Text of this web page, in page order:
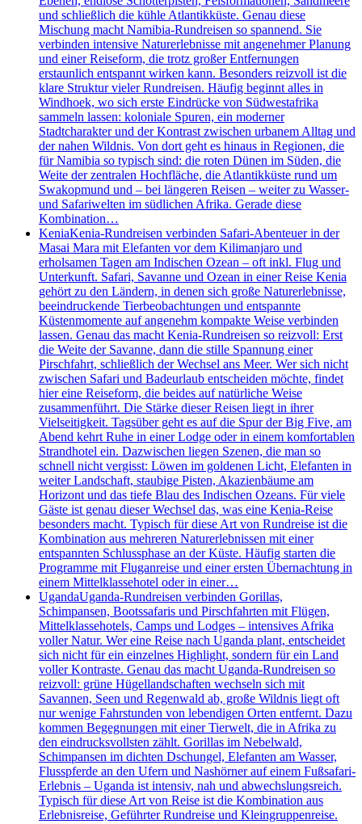
und schließlich die kühle Atlantikküste. Genau diese
Mischung macht Namibia-Rundreisen so spannend. Sie
verbinden intensive Naturerlebnisse mit angenehmer Planung
und einer Reiseform, die trotz großer Entfernungen
erstaunlich entspannt wirken kann. Besonders reizvoll ist die
klare Struktur vieler Rundreisen. Häufig beginnt alles in
Windhoek, wo sich erste Eindrücke von Südwestafrika
sammeln lassen: koloniale Spuren, ein moderner
Stadtcharakter und der Kontrast zwischen urbanem Alltag und
der nahen Wildnis. Von dort geht es hinaus in Regionen, die
für Namibia so typisch sind: die roten Dünen im Süden, die
Weite der zentralen Hochfläche, die Atlantikküste rund um
Swakopmund und – bei längeren Reisen – weiter zu Wasser-
und Safariwelten im südlichen Afrika. Gerade diese
Kombination…
KeniaKenia-Rundreisen verbinden Safari-Abenteuer in der
Masai Mara mit Elefanten vor dem Kilimanjaro und
erholsamen Tagen am Indischen Ozean – oft inkl. Flug und
Unterkunft. Safari, Savanne und Ozean in einer Reise Kenia
gehört zu den Ländern, in denen sich große Naturerlebnisse,
beeindruckende Tierbeobachtungen und entspannte
Küstenmomente auf angenehm kompakte Weise verbinden
lassen. Genau das macht Kenia-Rundreisen so reizvoll: Erst
die Weite der Savanne, dann die stille Spannung einer
Pirschfahrt, schließlich der Wechsel ans Meer. Wer sich nicht
zwischen Safari und Badeurlaub entscheiden möchte, findet
hier eine Reiseform, die beides auf natürliche Weise
zusammenführt. Die Stärke dieser Reisen liegt in ihrer
Vielseitigkeit. Tagsüber geht es auf die Spur der Big Five, am
Abend kehrt Ruhe in einer Lodge oder in einem komfortablen
Strandhotel ein. Dazwischen liegen Szenen, die man so
schnell nicht vergisst: Löwen im goldenen Licht, Elefanten in
weiter Landschaft, staubige Pisten, Akazienbäume am
Horizont und das tiefe Blau des Indischen Ozeans. Für viele
Gäste ist genau dieser Wechsel das, was eine Kenia-Reise
besonders macht. Typisch für diese Art von Rundreise ist die
Kombination aus mehreren Naturerlebnissen mit einer
entspannten Schlussphase an der Küste. Häufig starten die
Programme mit Fluganreise und einer ersten Übernachtung in
einem Mittelklassehotel oder in einer…
UgandaUganda-Rundreisen verbinden Gorillas,
Schimpansen, Bootssafaris und Pirschfahrten mit Flügen,
Mittelklassehotels, Camps und Lodges – intensives Afrika
voller Natur. Wer eine Reise nach Uganda plant, entscheidet
sich nicht für ein einzelnes Highlight, sondern für ein Land
voller Kontraste. Genau das macht Uganda-Rundreisen so
reizvoll: grüne Hügellandschaften wechseln sich mit
Savannen, Seen und Regenwald ab, große Wildnis liegt oft
nur wenige Fahrstunden von lebendigen Orten entfernt. Dazu
kommen Begegnungen mit einer Tierwelt, die in Afrika zu
den eindrucksvollsten zählt. Gorillas im Nebelwald,
Schimpansen im dichten Dschungel, Elefanten am Wasser,
Flusspferde an den Ufern und Nashörner auf einem Fußsafari-
Erlebnis – Uganda ist intensiv, nah und abwechslungsreich.
Typisch für diese Art von Reise ist die Kombination aus
Erlebnisreise, Geführter Rundreise und Kleingruppenreise.